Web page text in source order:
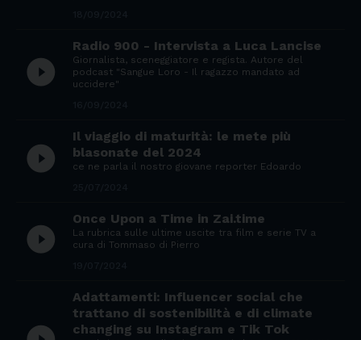
play_circle_filled
Radio 900 - Intervista a Luca Lancise
Giornalista, sceneggiatore e regista. Autore del
podcast "Sangue Loro - Il ragazzo mandato ad
uccidere"
play_circle_filled
Il viaggio di maturità: le mete più
blasonate del 2024
ce ne parla il nostro giovane reporter Edoardo
play_circle_filled
Once Upon a Time in Zai.time
La rubrica sulle ultime uscite tra film e serie TV a
cura di Tommaso di Pierro
Adattamenti: Influencer social che
trattano di sostenibilità e di climate
changing su Instagram e Tik Tok